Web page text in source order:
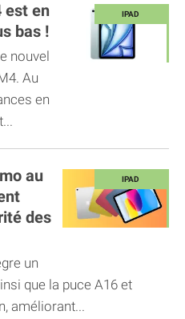
est en
bas !
nouvel
Au
en
au
des
un
que la puce A16 et
améliorant...